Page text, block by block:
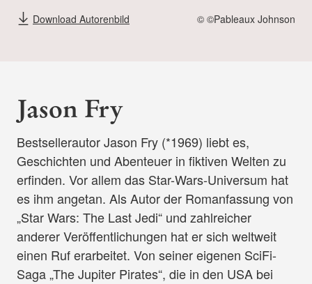
Download Autorenbild © ©Pableaux Johnson
Jason Fry
Bestsellerautor Jason Fry (*1969) liebt es,
Geschichten und Abenteuer in fiktiven Welten zu
erfinden. Vor allem das Star-Wars-Universum hat
es ihm angetan. Als Autor der Romanfassung von
„Star Wars: The Last Jedi“ und zahlreicher
anderer Veröffentlichungen hat er sich weltweit
einen Ruf erarbeitet. Von seiner eigenen SciFi-
Saga „The Jupiter Pirates“, die in den USA bei